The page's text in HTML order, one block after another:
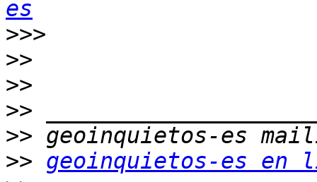
es
>>>
>>
>>
>>
>>
>> geoinquietos-es en